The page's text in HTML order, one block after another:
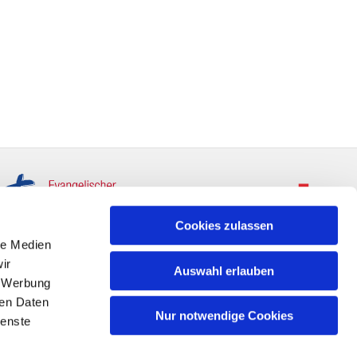
Medien
Daten
Cookies zulassen
Auswahl erlauben
Nur notwendige Cookies